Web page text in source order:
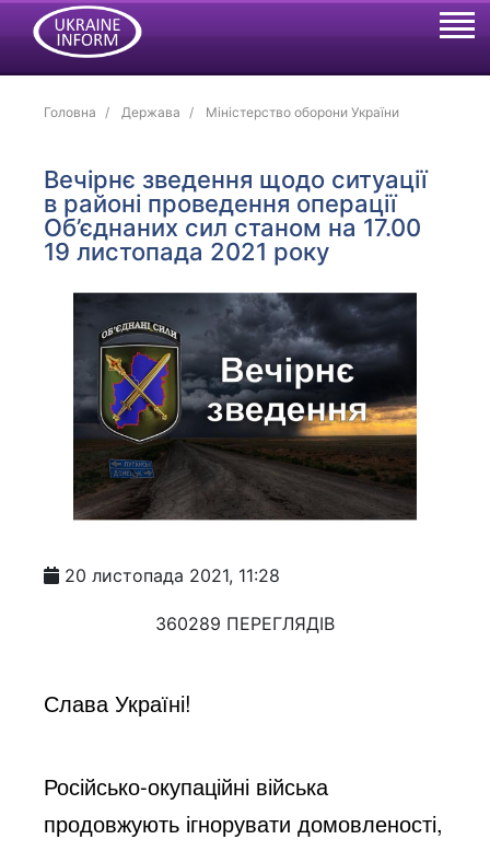
Головна Держава Міністерство оборони України
Вечірнє зведення щодо ситуації
в районі проведення операції
Об’єднаних сил станом на 17.00
19 листопада 2021 року
20 листопада 2021, 11:28
360289 ПЕРЕГЛЯДІВ
Слава Україні!
Російсько-окупаційні війська
продовжують ігнорувати домовленості,